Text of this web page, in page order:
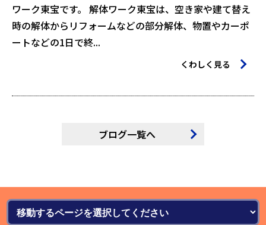
ワーク東宝です。 解体ワーク東宝は、空き家や建て替え
時の解体からリフォームなどの部分解体、物置やカーポ
ートなどの1日で終...
くわしく見る
ブログ一覧へ